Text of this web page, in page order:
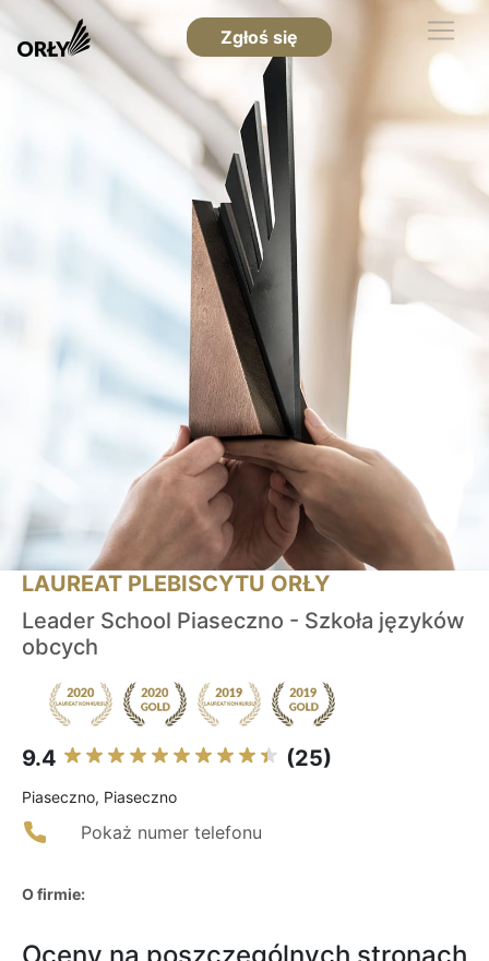
Zgłoś się
LAUREAT PLEBISCYTU ORŁY
Leader School Piaseczno - Szkoła języków
obcych
9.4 (25)
Piaseczno, Piaseczno
Pokaż numer telefonu
O firmie: